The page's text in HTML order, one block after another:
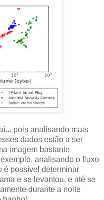
pois analisando mais
dados estão a ser
imagem bastante
analisando o fluxo
é possível determinar
e se levantou, e até se
durante a noite